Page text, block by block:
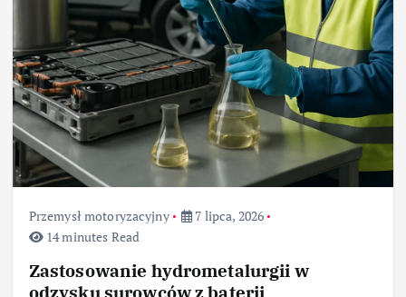
Przemysł motoryzacyjny
7 lipca, 2026
14 minutes Read
Zastosowanie hydrometalurgii w
odzysku surowców z baterii